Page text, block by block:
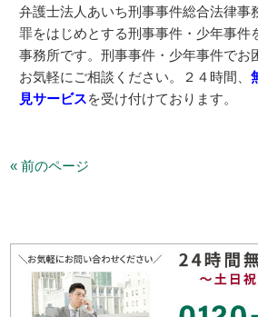
弁護士法人あいち刑事事件総合法律事
罪をはじめとする刑事事件・少年事件
事務所です。刑事事件・少年事件でお
お気軽にご相談ください。２４時間、
見サービスを受け付けております。
« 前のページ